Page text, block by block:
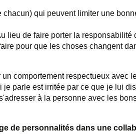
qui peuvent limiter une
lieu de faire porter la responsabilité
pour que les choses changent
comportement respectueux avec
parle est irritée par ce que je lui
à la personne avec les
de personnalités dans une